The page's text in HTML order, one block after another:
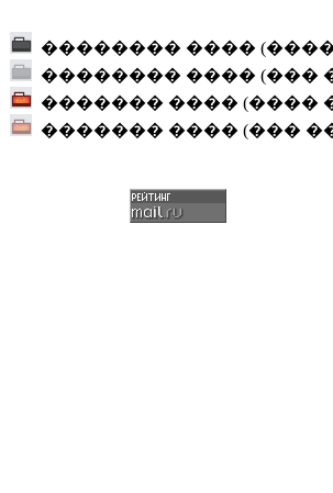
�������� ����
�������� ���� (���
������� ���� (����
������� ���� (���